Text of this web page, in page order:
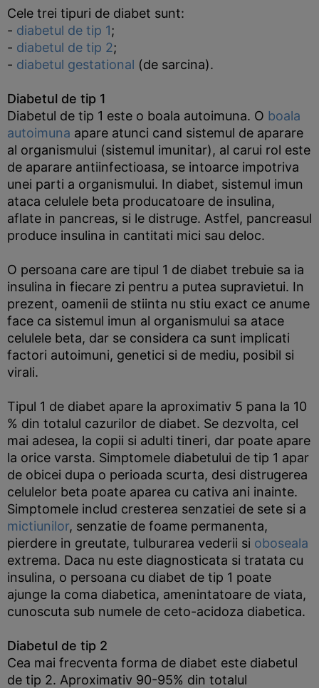
Cele trei tipuri de diabet sunt:
- diabetul de tip 1;
- diabetul de tip 2;
- diabetul gestational (de sarcina).
Diabetul de tip 1
Diabetul de tip 1 este o boala autoimuna. O boala
autoimuna apare atunci cand sistemul de aparare
al organismului (sistemul imunitar), al carui rol este
de aparare antiinfectioasa, se intoarce impotriva
unei parti a organismului. In diabet, sistemul imun
ataca celulele beta producatoare de insulina,
aflate in pancreas, si le distruge. Astfel, pancreasul
produce insulina in cantitati mici sau deloc.
O persoana care are tipul 1 de diabet trebuie sa ia
insulina in fiecare zi pentru a putea supravietui. In
prezent, oamenii de stiinta nu stiu exact ce anume
face ca sistemul imun al organismului sa atace
celulele beta, dar se considera ca sunt implicati
factori autoimuni, genetici si de mediu, posibil si
virali.
Tipul 1 de diabet apare la aproximativ 5 pana la 10
% din totalul cazurilor de diabet. Se dezvolta, cel
mai adesea, la copii si adulti tineri, dar poate apare
la orice varsta. Simptomele diabetului de tip 1 apar
de obicei dupa o perioada scurta, desi distrugerea
celulelor beta poate aparea cu cativa ani inainte.
Simptomele includ cresterea senzatiei de sete si a
mictiunilor, senzatie de foame permanenta,
pierdere in greutate, tulburarea vederii si oboseala
extrema. Daca nu este diagnosticata si tratata cu
insulina, o persoana cu diabet de tip 1 poate
ajunge la coma diabetica, amenintatoare de viata,
cunoscuta sub numele de ceto-acidoza diabetica.
Diabetul de tip 2
Cea mai frecventa forma de diabet este diabetul
de tip 2. Aproximativ 90-95% din totalul